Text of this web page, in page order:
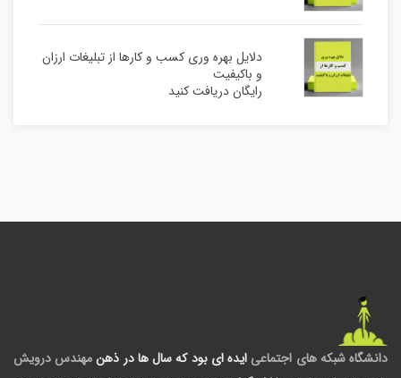
دلایل بهره وری کسب و کارها از تبلیغات ارزان
و باکیفیت
رایگان دریافت کنید
دانشگاه شبکه های اجتماعی ایده ای بود که سال ها در ذهنمهندس درویش